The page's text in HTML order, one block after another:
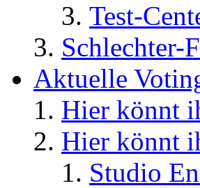
Test-
Schlechter-
Aktuelle
Hier könnt
Hier könnt
Studio